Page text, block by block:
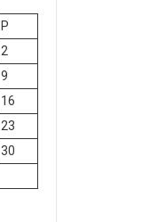
P
2
9
16
23
30